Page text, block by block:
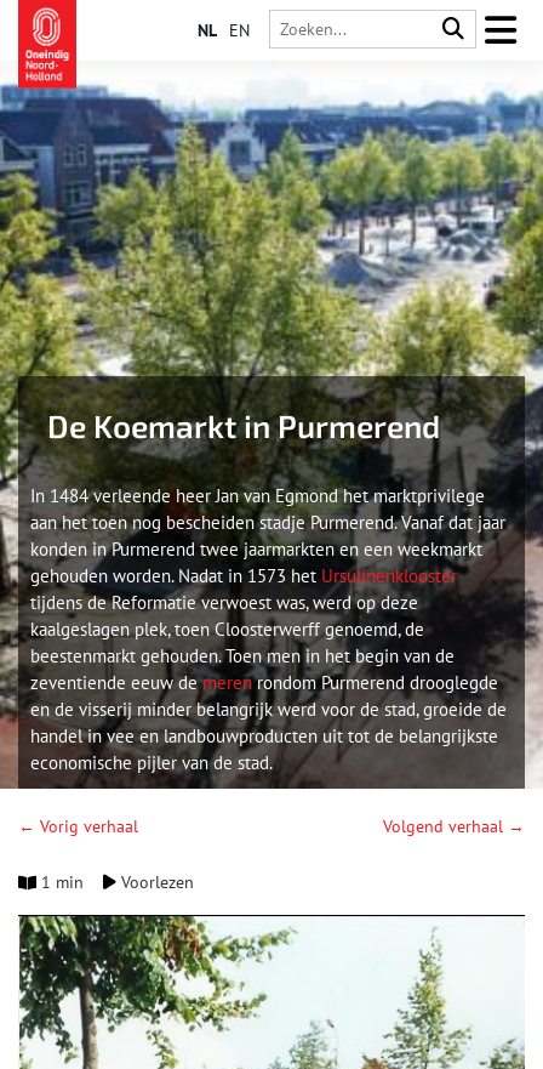
NL EN
De Koemarkt in Purmerend
In 1484 verleende heer Jan van Egmond het marktprivilege
aan het toen nog bescheiden stadje Purmerend. Vanaf dat jaar
konden in Purmerend twee jaarmarkten en een weekmarkt
gehouden worden. Nadat in 1573 het Ursulinenklooster
tijdens de Reformatie verwoest was, werd op deze
kaalgeslagen plek, toen Cloosterwerff genoemd, de
beestenmarkt gehouden. Toen men in het begin van de
zeventiende eeuw demerenrondom Purmerend drooglegde
en de visserij minder belangrijk werd voor de stad, groeide de
handel in vee en landbouwproducten uit tot de belangrijkste
economische pijler van de stad.
← Vorig verhaal Volgend verhaal →
1 min Voorlezen